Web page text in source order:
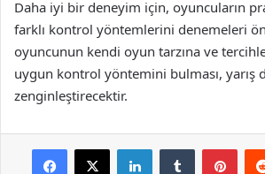
Daha iyi bir deneyim için, oyuncuların
farklı kontrol yöntemlerini denemeleri
oyuncunun kendi oyun tarzına ve
uygun kontrol yöntemini bulması, yarış
zenginleştirecektir.
Facebook
X LinkedInTumblr